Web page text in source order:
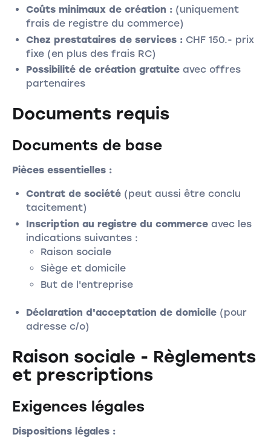
Coûts minimaux de création : (uniquement
frais de registre du commerce)
Chez prestataires de services : CHF 150.- prix
fixe (en plus des frais RC)
Possibilité de création gratuite avec offres
partenaires
Documents requis
Documents de base
Pièces essentielles :
Contrat de société (peut aussi être conclu
tacitement)
Inscription au registre du commerce avec les
indications suivantes :
Raison sociale
Siège et domicile
But de l'entreprise
Déclaration d'acceptation de domicile (pour
adresse c/o)
Raison sociale - Règlements
et prescriptions
Exigences légales
Dispositions légales :